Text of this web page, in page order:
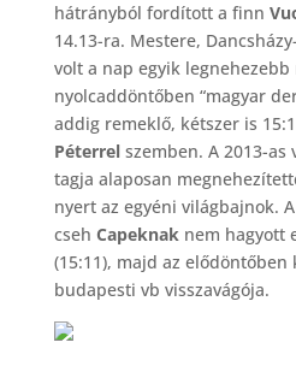
hátrányból fordított a finn
14.13-ra. Mestere,
volt a nap egyik legnehezebb
nyolcaddöntőben “magyar
addig remeklő, kétszer is
Péterrelszemben. A 2013-as
tagja alaposan
nyert az egyéni világbajnok.
cseh Capeknaknem hagyott
(15:11), majd az elődöntőben
budapesti vb visszavágója.